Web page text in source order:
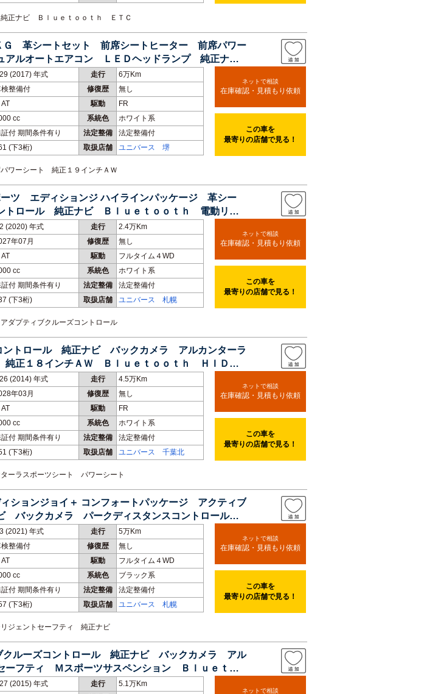
正ナビ Ｂｌｕｅｔｏｏｔｈ ＥＴＣ
Ｇ 革シートセット 前席シートヒーター 前席パワー
ルオートエアコン ＬＥＤヘッドランプ 純正ナ
(2017) 年式 走行
6万Km
整備付 修復歴
無し
AT 駆動
FR
cc 系統色
ホワイト系
付 期間条件有り 法定整備
法定整備付
(下3桁) 取扱店舗 ユニバース 堺
ワーシート 純正１９インチＡＷ
ネットで相談
在庫確認・見積もり依頼
この車を
最寄りの店舗で見る！
ツ エディションジ ハイラインパッケージ 革シー
トロール 純正ナビ Ｂｌｕｅｔｏｏｔｈ 電動リア
(2020) 年式 走行
2.4万Km
年07月 修復歴
無し
AT 駆動
フルタイム４WD
cc 系統色
ホワイト系
付 期間条件有り 法定整備
法定整備付
(下3桁) 取扱店舗 ユニバース 札幌
プティブクルーズコントロール
ネットで相談
在庫確認・見積もり依頼
この車を
最寄りの店舗で見る！
ントロール 純正ナビ バックカメラ アルカンターラ
正１８インチＡＷ Ｂｌｕｅｔｏｏｔｈ ＨＩＤヘ
(2014) 年式 走行
4.5万Km
年03月 修復歴
無し
AT 駆動
FR
cc 系統色
ホワイト系
付 期間条件有り 法定整備
法定整備付
(下3桁) 取扱店舗 ユニバース 千葉北
ーラスポーツシート パワーシート
ネットで相談
在庫確認・見積もり依頼
この車を
最寄りの店舗で見る！
ョンジョイ＋ コンフォートパッケージ アクティブ
バックカメラ パークディスタンスコントロール
(2021) 年式 走行
5万Km
整備付 修復歴
無し
AT 駆動
フルタイム４WD
cc 系統色
ブラック系
付 期間条件有り 法定整備
法定整備付
(下3桁) 取扱店舗 ユニバース 札幌
ジェントセーフティ 純正ナビ
ネットで相談
在庫確認・見積もり依頼
この車を
最寄りの店舗で見る！
クルーズコントロール 純正ナビ バックカメラ アル
フティ Ｍスポーツサスペンション Ｂｌｕｅｔｏ
(2015) 年式 走行
5.1万Km
ネットで相談